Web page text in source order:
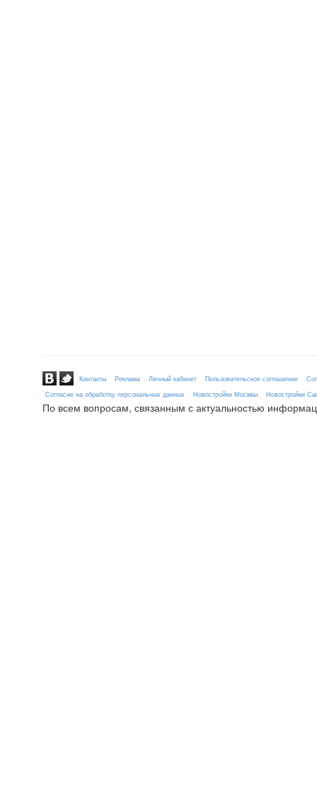
Контакты Реклама Личный кабинет Пользовательское соглашение
Согласие на обработку персональных данных
Новостройки Москвы Новостройки
По всем вопросам, связанным с актуальностью